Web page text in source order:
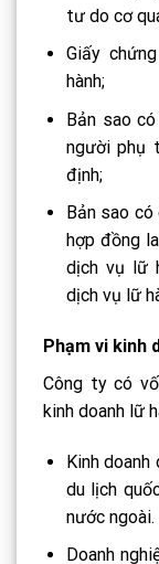
tư do cơ
Giấy
hành;
Bản sao
người phụ
định;
Bản sao
hợp đồng
dịch vụ lữ
dịch vụ lữ
Phạm vi kinh
Công ty có
kinh doanh lữ
Kinh
du lịch
nước ngoài.
Doanh